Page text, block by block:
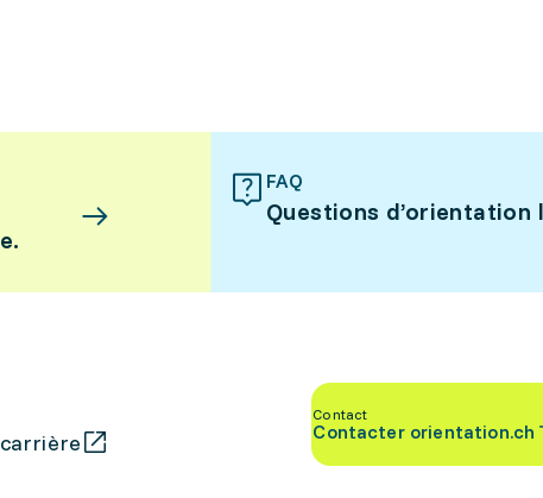
FAQ
Questions
Contact
Contacter orientation.ch